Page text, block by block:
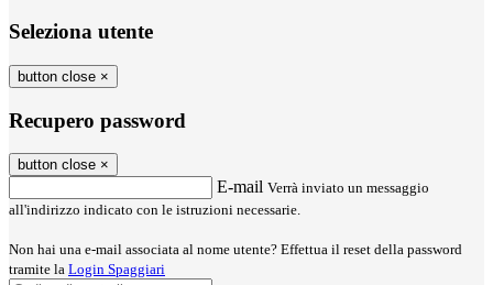
Seleziona utente
button close ×
Recupero password
button close ×
E-mail Verrà inviato un messaggio
all'indirizzo indicato con le istruzioni necessarie.
Non hai una e-mail associata al nome utente? Effettua il reset della password
tramite la Login Spaggiari